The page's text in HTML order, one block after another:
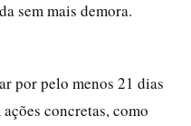
sem mais demora.
por pelo menos 21 dias
concretas, como